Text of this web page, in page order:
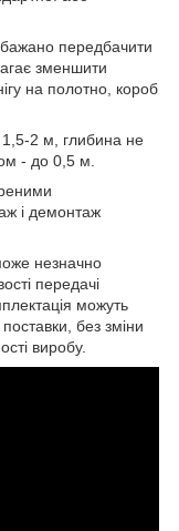
передбачити
зменшити
на полотно, короб
1,5-2 м, глибина не
- до 0,5 м.
і демонтаж
незначно
передачі
можуть
без зміни
виробу.